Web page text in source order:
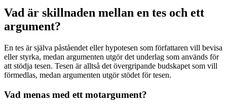
Vad är skillnaden mellan en tes och ett
argument?
En tes är själva påståendet eller hypotesen som författaren vill bevisa
eller styrka, medan argumenten utgör det underlag som används för
att stödja tesen. Tesen är alltså det övergripande budskapet som vill
förmedlas, medan argumenten utgör stödet för tesen.
Vad menas med ett motargument?